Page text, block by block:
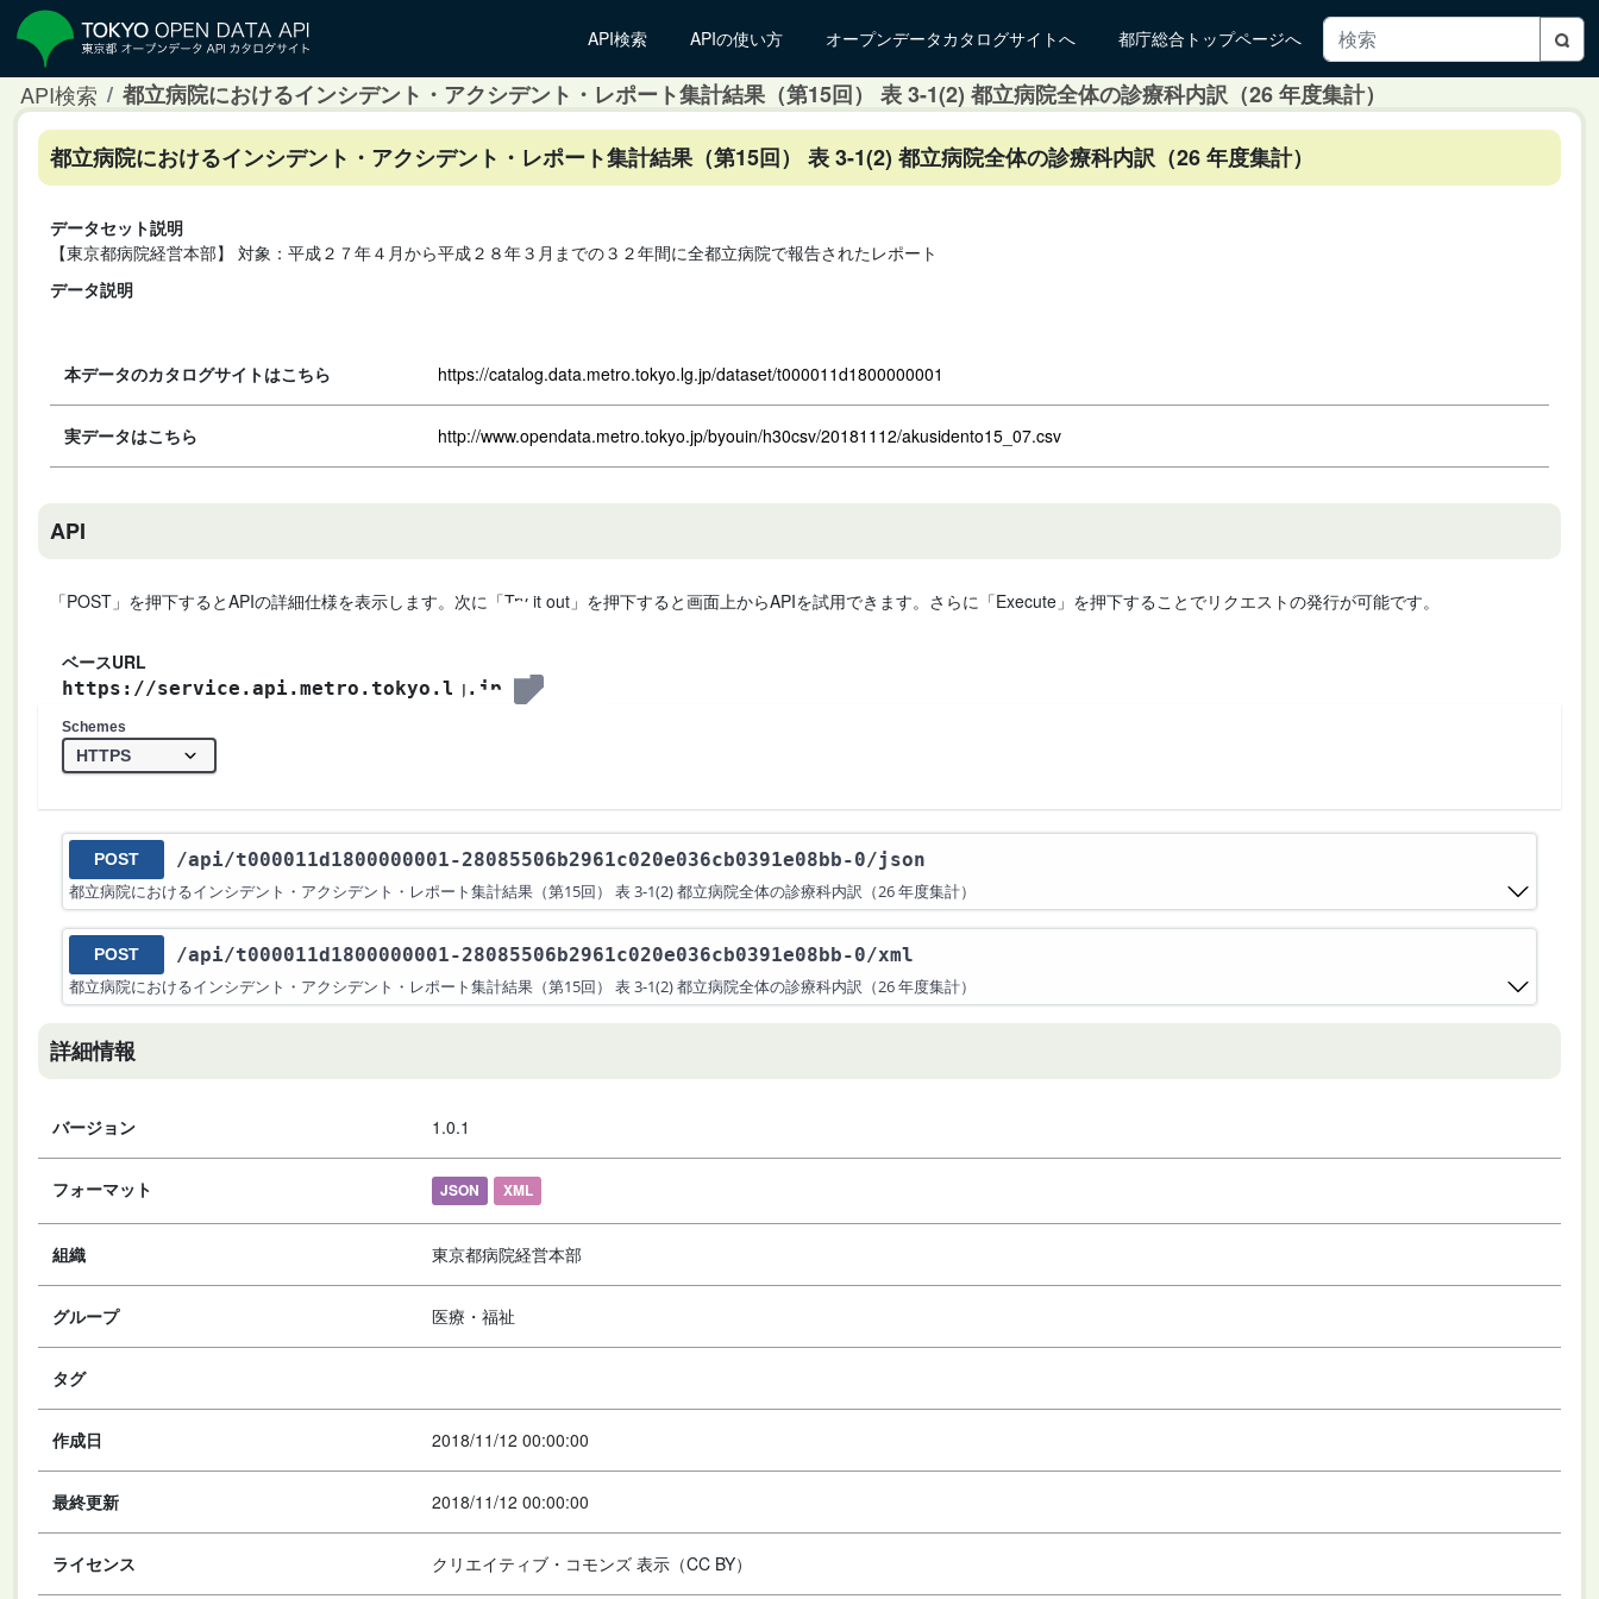
API検索 APIの使い方 オープンデータカタログサイトへ 都庁総合トップページへ
API検索 都立病院におけるインシデント・アクシデント・レポート集計結果（第15回） 表 3-1(2) 都立病院全体の診療科内訳（26 年度集計）
都立病院におけるインシデント・アクシデント・レポート集計結果（第15回） 表 3-1(2) 都立病院全体の診療科内訳（26 年度集計）
データセット説明
【東京都病院経営本部】 対象：平成２７年４月から平成２８年３月までの３２年間に全都立病院で報告されたレポート
データ説明
本データのカタログサイトはこちら https://catalog.data.metro.tokyo.lg.jp/dataset/t000011d1800000001
実データはこちら http://www.opendata.metro.tokyo.jp/byouin/h30csv/20181112/akusidento15_07.csv
API
「POST」を押下するとAPIの詳細仕様を表示します。次に「Try it out」を押下すると画面上からAPIを試用できます。さらに「Execute」を押下することでリクエストの発行が可能です。
ベースURL
https://service.api.metro.tokyo.lg.jp
Schemes
POST /api/t000011d1800000001-28085506b2961c020e036cb0391e08bb-0/json
都立病院におけるインシデント・アクシデント・レポート集計結果（第15回） 表 3-1(2) 都立病院全体の診療科内訳（26 年度集計）
POST /api/t000011d1800000001-28085506b2961c020e036cb0391e08bb-0/xml
都立病院におけるインシデント・アクシデント・レポート集計結果（第15回） 表 3-1(2) 都立病院全体の診療科内訳（26 年度集計）
詳細情報
バージョン 1.0.1
フォーマット JSON XML
組織 東京都病院経営本部
グループ 医療・福祉
タグ
作成日 2018/11/12 00:00:00
最終更新 2018/11/12 00:00:00
ライセンス クリエイティブ・コモンズ 表示（CC BY）